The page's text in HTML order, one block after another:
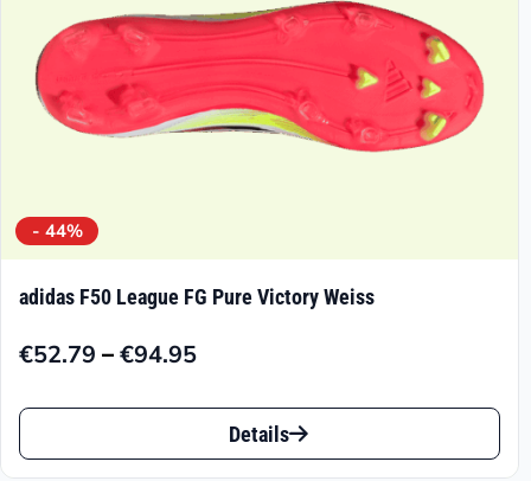
Produktseite
gewählt
werden
- 44%
adidas F50 League FG Pure Victory Weiss
€52.79 –€94.95
Preisspanne:
€52.79
€94.95
Dieses
Produkt
Details